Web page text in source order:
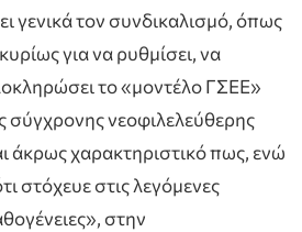
γενικά τον συνδικαλισμό, όπως
για να ρυθμίσει, να
το «μοντέλο ΓΣΕΕ»
σύγχρονης νεοφιλελεύθερης
άκρως χαρακτηριστικό πως, ενώ
στόχευε στις λεγόμενες
στην